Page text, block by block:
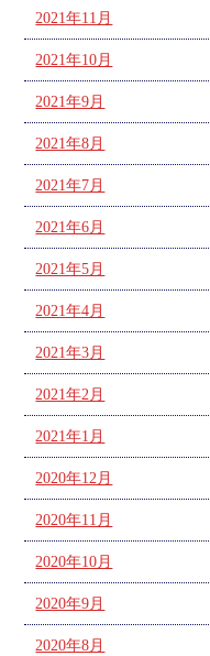
2021年11月
2021年10月
2021年9月
2021年8月
2021年7月
2021年6月
2021年5月
2021年4月
2021年3月
2021年2月
2021年1月
2020年12月
2020年11月
2020年10月
2020年9月
2020年8月